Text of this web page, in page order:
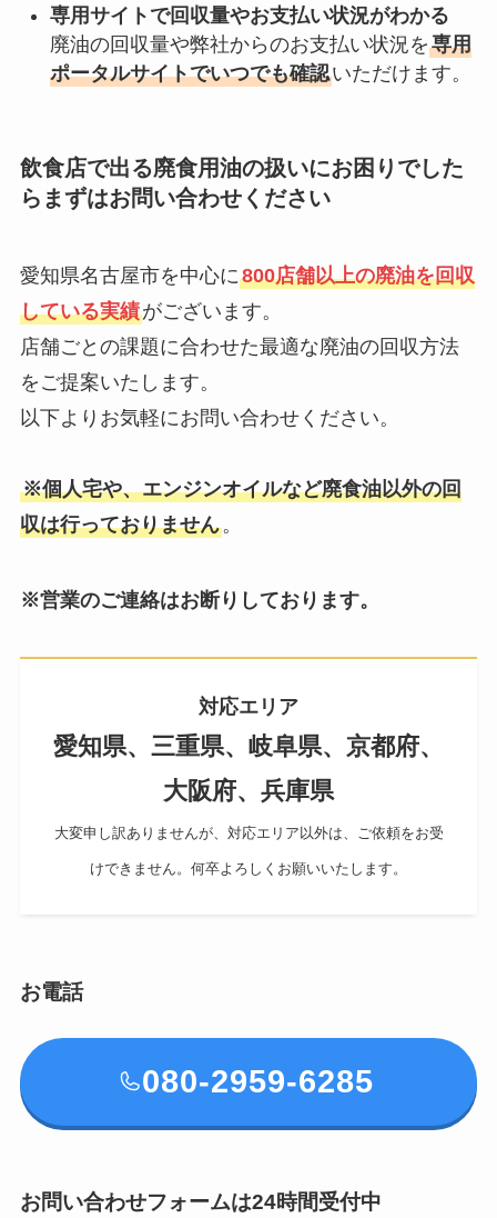
専用サイトで回収量やお支払い状況がわかる
廃油の回収量や弊社からのお支払い状況を専用
ポータルサイトでいつでも確認いただけます。
飲食店で出る廃食用油の扱いにお困りでした
らまずはお問い合わせください
愛知県名古屋市を中心に800店舗以上の廃油を回収
している実績がございます。
店舗ごとの課題に合わせた最適な廃油の回収方法
をご提案いたします。
以下よりお気軽にお問い合わせください。
※個人宅や、エンジンオイルなど廃食油以外の回
収は行っておりません。
※営業のご連絡はお断りしております。
対応エリア
愛知県、三重県、岐阜県、京都府、
大阪府、兵庫県
大変申し訳ありませんが、対応エリア以外は、ご依頼をお受
けできません。何卒よろしくお願いいたします。
お電話
080-2959-6285
お問い合わせフォームは24時間受付中